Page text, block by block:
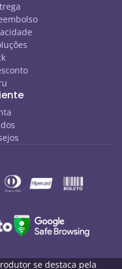
se destaca pela